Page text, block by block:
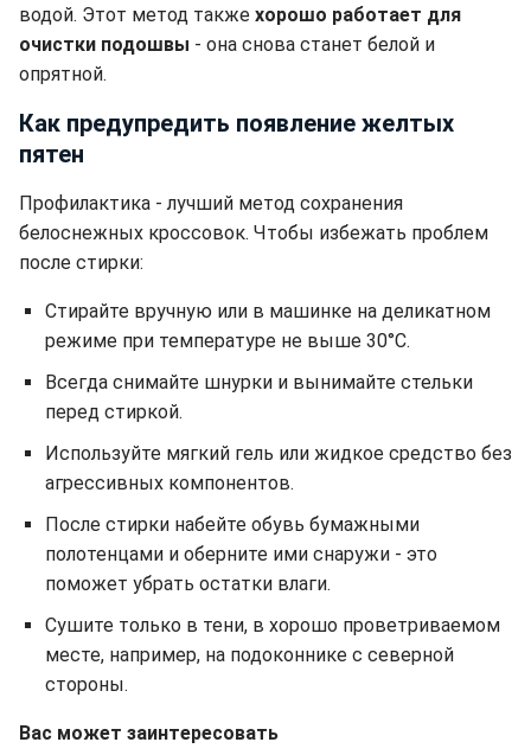
водой. Этот метод также хорошо работает для
очистки подошвы - она снова станет белой и
опрятной.
Как предупредить появление желтых
пятен
Профилактика - лучший метод сохранения
белоснежных кроссовок. Чтобы избежать проблем
после стирки:
Стирайте вручную или в машинке на деликатном
режиме при температуре не выше 30°C.
Всегда снимайте шнурки и вынимайте стельки
перед стиркой.
Используйте мягкий гель или жидкое средство без
агрессивных компонентов.
После стирки набейте обувь бумажными
полотенцами и оберните ими снаружи - это
поможет убрать остатки влаги.
Сушите только в тени, в хорошо проветриваемом
месте, например, на подоконнике с северной
стороны.
Вас может заинтересовать